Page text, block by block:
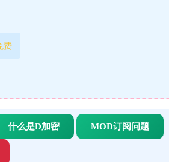
费
什么是D加密 MOD订阅问题